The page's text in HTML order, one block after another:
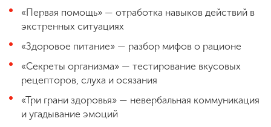
«Первая помощь» — отработка навыков действий в
экстренных ситуациях
«Здоровое питание» — разбор мифов о рационе
«Секреты организма» — тестирование вкусовых
рецепторов, слуха и осязания
«Три грани здоровья» — невербальная коммуникация
и угадывание эмоций